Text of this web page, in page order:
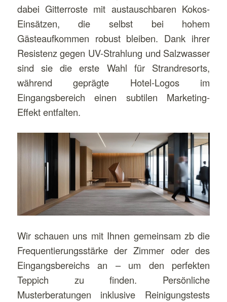
dabei Gitterroste mit austauschbaren Kokos-
Einsätzen, die selbst bei hohem
Gästeaufkommen robust bleiben. Dank ihrer
Resistenz gegen UV-Strahlung und Salzwasser
sind sie die erste Wahl für Strandresorts,
während geprägte Hotel-Logos im
Eingangsbereich einen subtilen Marketing-
Effekt entfalten.
Wir schauen uns mit Ihnen gemeinsam zb die
Frequentierungsstärke der Zimmer oder des
Eingangsbereichs an – um den perfekten
Teppich zu finden. Persönliche
Musterberatungen inklusive Reinigungstests